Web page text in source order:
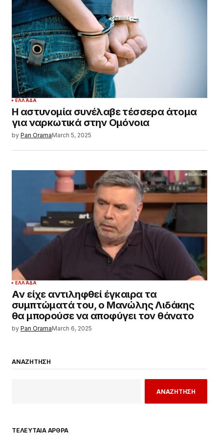
ΕΛΛΆΔΑ
Η αστυνομία συνέλαβε τέσσερα άτομα
για ναρκωτικά στην Ομόνοια
by Pan OramaMarch 5, 2025
ΕΛΛΆΔΑ
Aν είχε αντιληφθεί έγκαιρα τα
συμπτώματά του, ο Μανώλης Λιδάκης
θα μπορούσε να αποφύγει τον θάνατο
by Pan OramaMarch 6, 2025
ΑΝΑΖΗΤΗΣΗ
ΑΝΑΖΗΤΗΣΗ
ΤΕΛΕΥΤΑΙΑ ΑΡΘΡΑ